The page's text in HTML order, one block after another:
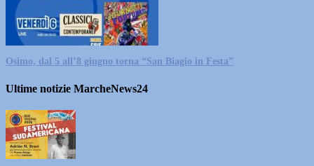
Osimo, dal 5 all’8 giugno torna “San Biagio in Festa”
Ultime notizie MarcheNews24